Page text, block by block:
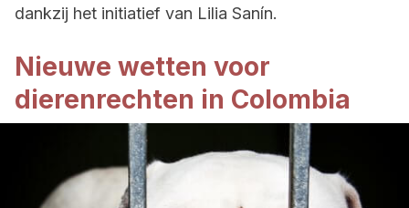
dankzij het initiatief van Lilia Sanín.
Nieuwe wetten voor
dierenrechten in Colombia